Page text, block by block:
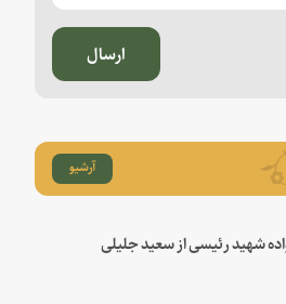
ارسال
آرشیو
شهید رئیسی از سعید جلیلی